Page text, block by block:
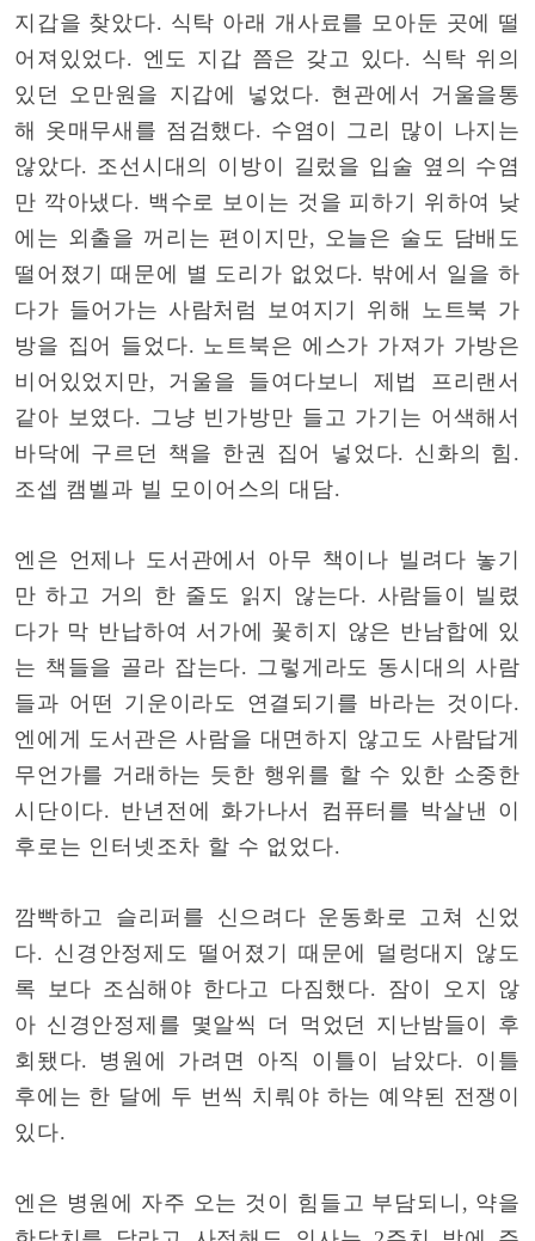
지갑을 찾았다. 식탁 아래 개사료를 모아둔 곳에 떨
어져있었다. 엔도 지갑 쯤은 갖고 있다. 식탁 위의
있던 오만원을 지갑에 넣었다. 현관에서 거울을통
해 옷매무새를 점검했다. 수염이 그리 많이 나지는
않았다. 조선시대의 이방이 길렀을 입술 옆의 수염
만 깍아냈다. 백수로 보이는 것을 피하기 위하여 낮
에는 외출을 꺼리는 편이지만, 오늘은 술도 담배도
떨어졌기 때문에 별 도리가 없었다. 밖에서 일을 하
다가 들어가는 사람처럼 보여지기 위해 노트북 가
방을 집어 들었다. 노트북은 에스가 가져가 가방은
비어있었지만, 거울을 들여다보니 제법 프리랜서
같아 보였다. 그냥 빈가방만 들고 가기는 어색해서
바닥에 구르던 책을 한권 집어 넣었다. 신화의 힘.
조셉 캠벨과 빌 모이어스의 대담.
엔은 언제나 도서관에서 아무 책이나 빌려다 놓기
만 하고 거의 한 줄도 읽지 않는다. 사람들이 빌렸
다가 막 반납하여 서가에 꽃히지 않은 반남합에 있
는 책들을 골라 잡는다. 그렇게라도 동시대의 사람
들과 어떤 기운이라도 연결되기를 바라는 것이다.
엔에게 도서관은 사람을 대면하지 않고도 사람답게
무언가를 거래하는 듯한 행위를 할 수 있한 소중한
시단이다. 반년전에 화가나서 컴퓨터를 박살낸 이
후로는 인터넷조차 할 수 없었다.
깜빡하고 슬리퍼를 신으려다 운동화로 고쳐 신었
다. 신경안정제도 떨어졌기 때문에 덜렁대지 않도
록 보다 조심해야 한다고 다짐했다. 잠이 오지 않
아 신경안정제를 몇알씩 더 먹었던 지난밤들이 후
회됐다. 병원에 가려면 아직 이틀이 남았다. 이틀
후에는 한 달에 두 번씩 치뤄야 하는 예약된 전쟁이
있다.
엔은 병원에 자주 오는 것이 힘들고 부담되니, 약을